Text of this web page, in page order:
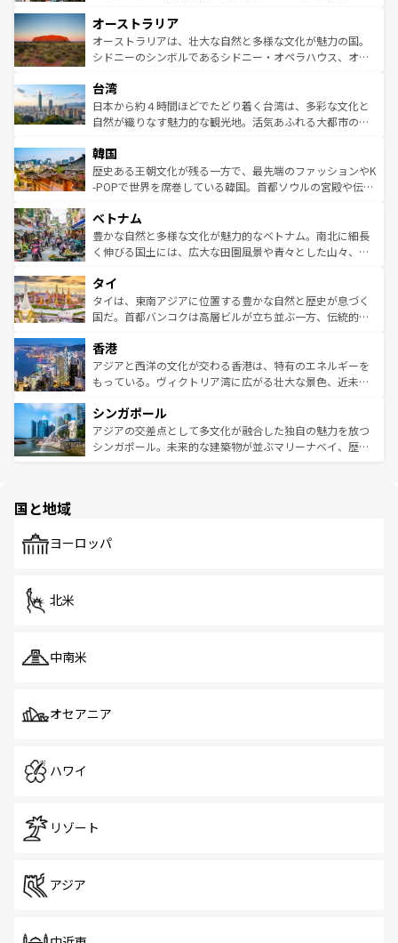
部のニューオーリンズでは、音楽と美食が融合した独特の
文化が魅力。旅行者はアメリカの各地域で異なる魅力を楽
しみながら、その多様性と豊かな歴史を感じることができ
ならではの贅沢な旅のスタイルだ。 なお、新着のアメリカ
情報はコンテンツ一覧を参照してほしい。
ワイ島は見逃せない。また、定番の観光地といえばオアフ
島だが、静かな自然を求めるならマウイ島やカウアイ島が
おすすめ。エメラルドグリーンに輝く海をはじめ、豊かな
れるおもてなしの心で訪れる人々を迎えてくれるハワイの
人々、おいしいローカルフードやハワイアンミュージッ
ク、伝統的なフラダンスなど、すべてがハワイの魅力を彩
ワイを、存分に味わってほしい。 なお、新着のハワイ情報
はコンテンツ一覧を参照してほしい。
オーストラリア
オーストラリアは、壮大な自然と多様な文化が魅力の国。
シドニーのシンボルであるシドニー・オペラハウス、オー
リアリーフや大陸中央部にそびえるウルル（エアーズロッ
ク）、タスマニアの美しい原生林やケアンズの熱帯雨林な
ど、見どころがたくさん。また、カフェやワイン、オージ
いる。アクティビティも充実しており、サーフィンやダイ
ビング、ハイキングなど、アウトドア好きにはたまらな
い。オーストラリアの多彩な魅力を存分に味わいつくそ
参照してほしい。
台湾
日本から約４時間ほどでたどり着く台湾は、多彩な文化と
自然が織りなす魅力的な観光地。活気あふれる大都市の台
ン）、静ひつな山岳地帯である台湾東部など、都市の喧騒
と山間の静けさが共存しており、訪れる人に新しい発見と
驚きをもたらしてくれる。また、奥深い台湾の食文化も魅
容にもいいと評判のスイーツなど、バラエティ豊かな料理
が味わえる。 なお、新着の台湾情報は コンテンツ一覧を参
照してほしい。
韓国
歴史ある王朝文化が残る一方で、最先端のファッションやK
-POPで世界を席巻している韓国。首都ソウルの宮殿や伝統
き、地方に足を延ばせば四季折々の自然美を楽しむことが
できる。そして、キムチや焼肉、絶品のストリートフード
まで、さまざまな韓国料理が待っている。夜には、韓国な
リティに包まれながら、韓国の多彩な魅力を心ゆくまで味
わってみてほしい。 なお、新着の韓国情報はコンテンツ一
覧を参照してほしい。
ベトナム
豊かな自然と多様な文化が魅力的なベトナム。南北に細長
く伸びる国土には、広大な田園風景や青々とした山々、世
急速な発展と共に伝統が息づく。ハノイの古い町並みやホ
ーチミン市のフランス統治時代の建物も、独特の雰囲気を
醸し出している。また、バラエティの豊かさとおいしさで
とつ。フォーやバインミー、ベトナムコーヒーなどは、ぜ
ひ現地で味わいたい。どの地域を訪れてもあたたかい人々
が旅行者を迎えてくれるので、きっと忘れられない旅にな
参照してほしい。
タイ
タイは、東南アジアに位置する豊かな自然と歴史が息づく
国だ。首都バンコクは高層ビルが立ち並ぶ一方、伝統的な
の活気が交差している。北部ではチェンマイなどの山岳地
帯で自然と触れ合い、南部ではプーケットやクラビの美し
いビーチでリゾート気分を楽しむことができる。タイ料理
激する。気候は一年中温暖で、どの季節にも異なる楽しみ
が待っている。親しみやすいタイの人々、仏教を中心とし
た文化、そして多様な観光資源が、訪れる旅人を魅了し続
香港
アジアと西洋の文化が交わる香港は、特有のエネルギーを
もっている。ヴィクトリア湾に広がる壮大な景色、近未来
み、どこを訪れても感動するはず。観光スポットが密集し
ており、効率よく見どころを回れるのも魅力。息をのむよ
うな絶景から文化的な体験まで、香港を存分に楽しみ尽く
シンガポール
アジアの交差点として多文化が融合した独自の魅力を放つ
シンガポール。未来的な建築物が並ぶマリーナベイ、歴史
で、ホーカーズは地元の風情を楽しめる外せないスポット
国と地域
ヨーロッパ
北米
中南米
オセアニア
ハワイ
リゾート
アジア